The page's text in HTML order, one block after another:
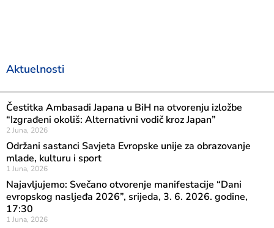
Aktuelnosti
Čestitka Ambasadi Japana u BiH na otvorenju izložbe
“Izgrađeni okoliš: Alternativni vodič kroz Japan”
2 Juna, 2026
Održani sastanci Savjeta Evropske unije za obrazovanje
mlade, kulturu i sport
1 Juna, 2026
Najavljujemo: Svečano otvorenje manifestacije “Dani
evropskog nasljeđa 2026”, srijeda, 3. 6. 2026. godine,
17:30
1 Juna, 2026